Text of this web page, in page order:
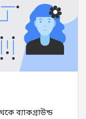
ব্যাকগ্রাউন্ড